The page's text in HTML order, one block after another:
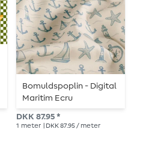
Bomuldspoplin - Digital
Maritim Ecru
DKK 87.95 *
1 meter | DKK 87.95 / meter